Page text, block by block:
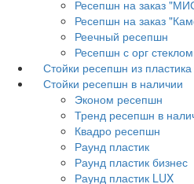
Ресепшн на заказ
Ресепшн на заказ
Реечный ресепшн
Ресепшн с орг стеклом
Стойки ресепшн из пластика
Стойки ресепшн в наличии
Эконом ресепшн
Тренд ресепшн в
Квадро ресепшн
Раунд пластик
Раунд пластик бизнес
Раунд пластик LUX